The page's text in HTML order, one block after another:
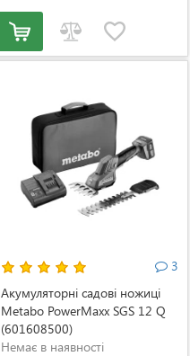
3
Акумуляторні садові ножиці
Metabo PowerMaxx SGS 12 Q
(601608500)
Немає в наявності